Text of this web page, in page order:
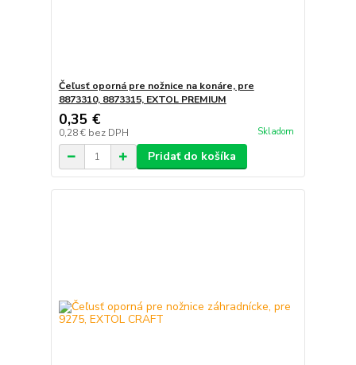
Čeľusť oporná pre nožnice na konáre, pre
8873310, 8873315, EXTOL PREMIUM
0,35 €
0,28 € bez DPH Skladom
Pridať do košíka